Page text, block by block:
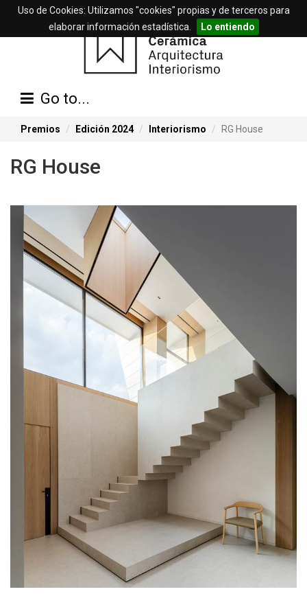
Uso de Cookies: Utilizamos "cookies" propias y de terceros para
elaborar información estadística.
Lo entiendo
Go to...
Premios Edición 2024 Interiorismo RG House
RG House